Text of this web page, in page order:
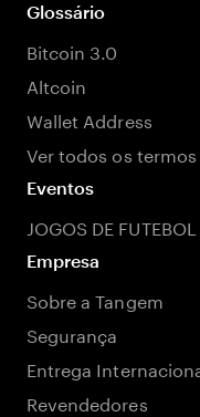
Glossário
Bitcoin 3.0
Altcoin
Wallet Address
Ver todos os termos
Eventos
JOGOS DE
Empresa
Sobre a Tangem
Segurança
Entrega
Revendedores